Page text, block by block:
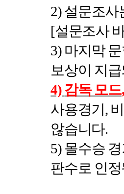
2)설문조사
[설문조사
3) 마지막
보상이 지
4)감독 모드,
사용경기,
않습니다.
5) 몰수승
판수로 인